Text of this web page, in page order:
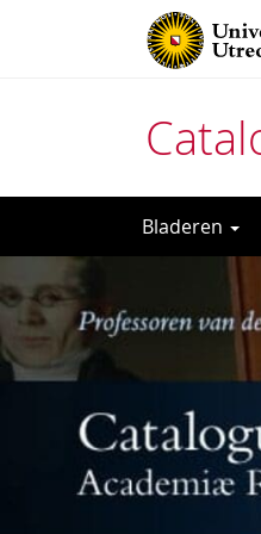
naar
het
inhoud
Bladeren